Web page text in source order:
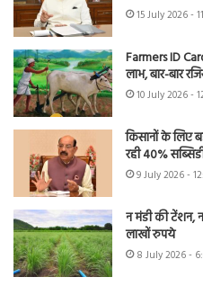
15 July 2026 -
Farmers ID
लाभ, बार-बार
10 July 2026 -
किसानों के लिए
रही 40%
9 July 2026 -
न मंडी की टेंशन,
लाखों रुपये
8 July 2026 -